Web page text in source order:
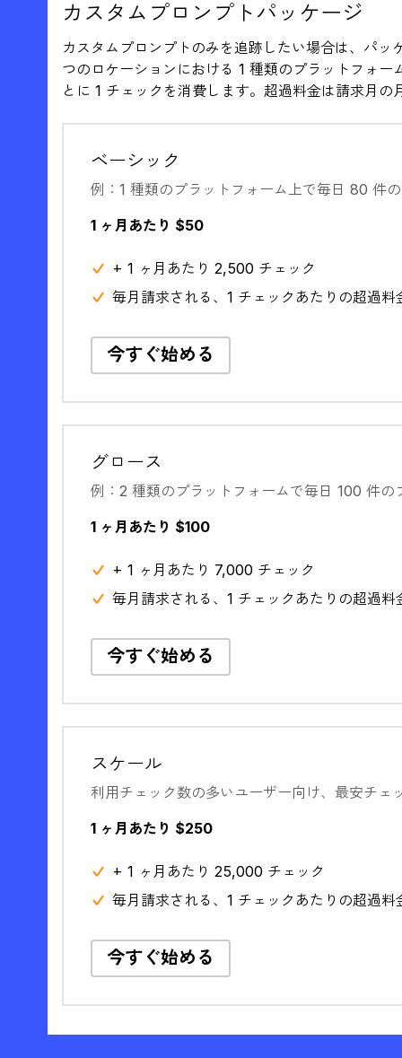
カスタムプロンプトパッケージ
カスタムプロンプトのみを追跡したい場合は、パッ
つのロケーションにおける 1 種類のプラットフォー
とに 1 チェックを消費します。超過料金は請求月の
ベーシック
例：1 種類のプラットフォーム上で毎日 80 件
1 ヶ月あたり $50
+ 1 ヶ月あたり 2,500 チェック
毎月請求される、1 チェックあたりの超過
今すぐ始める
グロース
例：2 種類のプラットフォームで毎日 100 件の
1 ヶ月あたり $100
+ 1 ヶ月あたり 7,000 チェック
毎月請求される、1 チェックあたりの超過
今すぐ始める
スケール
利用チェック数の多いユーザー向け、最安チェ
1 ヶ月あたり $250
+ 1 ヶ月あたり 25,000 チェック
毎月請求される、1 チェックあたりの超過
今すぐ始める